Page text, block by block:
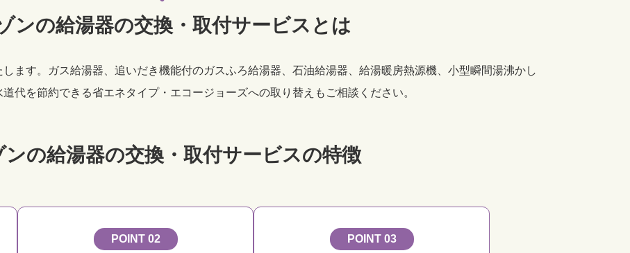
ンの給湯器の交換・取付サービスとは
ます。ガス給湯器、追いだき機能付のガスふろ給湯器、石油給湯器、給湯暖房熱源機、小型瞬間湯沸かし
代を節約できる省エネタイプ・エコージョーズへの取り替えもご相談ください。
ンの給湯器の交換・取付サービスの特徴
POINT 02 POINT 03